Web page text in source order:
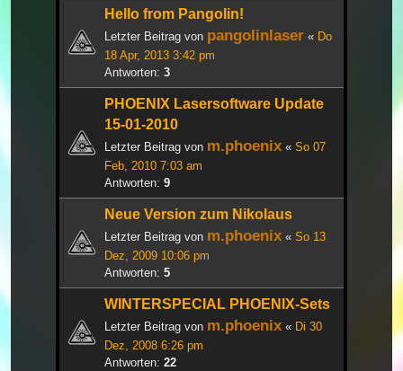
Hello from Pangolin!
Letzter Beitrag von pangolinlaser « Do
18 Apr, 2013 3:42 pm
Antworten: 3
PHOENIX Lasersoftware Update
15-01-2010
Letzter Beitrag von m.phoenix « So 07
Feb, 2010 7:03 am
Antworten: 9
Neue Version zum Nikolaus
Letzter Beitrag von m.phoenix « So 13
Dez, 2009 10:06 pm
Antworten: 5
WINTERSPECIAL PHOENIX-Sets
Letzter Beitrag von m.phoenix « Di 30
Dez, 2008 6:26 pm
Antworten: 22